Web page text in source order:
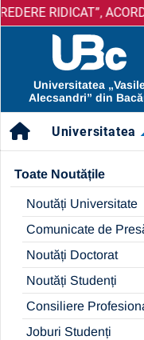
ACORDAT DE
ANUNȚ IMPORTANT:
Universitatea
Alecsandri” din
Universitatea
Toate Noutățile
Noutăți Universitate
Comunicate de
Noutăți Doctorat
Noutăți Studenți
Consiliere
Joburi Studenți